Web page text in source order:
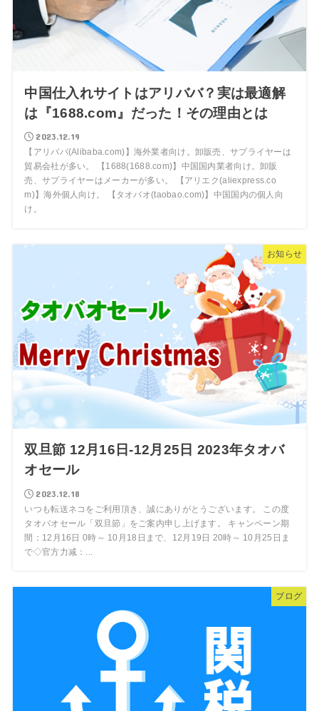
中国仕入れサイトはアリババ？実は最適解
は『1688.com』だった！その理由とは
2023.12.19
【アリババ(Alibaba.com)】海外業者向け。卸販売、サプライヤーは
貿易会社が多い。 【1688(1688.com)】中国国内業者向け。卸販
売、サプライヤーはメーカーが多い。 【アリエク(aliexpress.co
m)】海外個人向け。 【タオバオ(taobao.com)】中国国内の個人向
け。
お知らせ
双旦節 12月16日-12月25日 2023年タオバ
オセール
2023.12.18
いつも転送ネコをご利用頂き、誠にありがとうございます。 この度
タオバオセール「双旦節」をご案内申し上げます。 キャンペーン期
間：12月16日 0時～ 10月18日まで、12月19日 20時～ 10月25日ま
で◇官方力减：...
ブログ